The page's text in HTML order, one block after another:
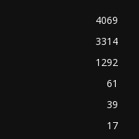
4069
3314
1292
61
39
17